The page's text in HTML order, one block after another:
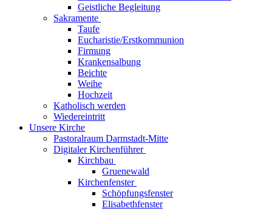
Geistliche Begleitung
Sakramente
Taufe
Eucharistie/Erstkommunion
Firmung
Krankensalbung
Beichte
Weihe
Hochzeit
Katholisch werden
Wiedereintritt
Unsere Kirche
Pastoralraum Darmstadt-Mitte
Digitaler Kirchenführer
Kirchbau
Gruenewald
Kirchenfenster
Schöpfungsfenster
Elisabethfenster